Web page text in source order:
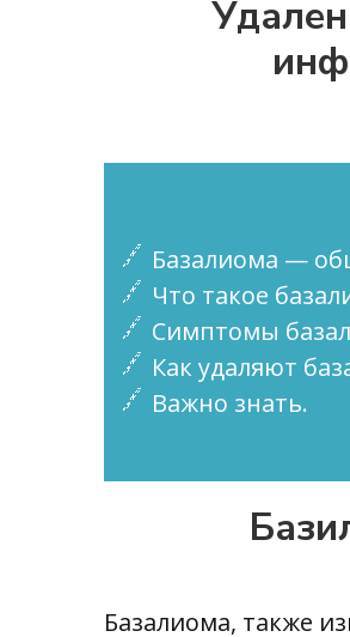
Базалиома —
Что такое
Симптомы
Как удаляют
Важно знать.
Базалиома, также